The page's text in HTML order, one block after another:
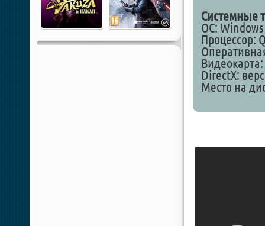
Системные
ОС:
Процессор:
DirectX:
Место на